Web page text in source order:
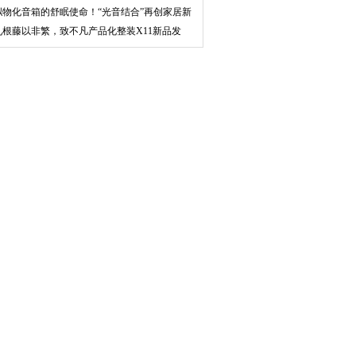
物化音箱的舒眠使命！“光音结合”再创家居新
根藤以非繁，致不凡产品化整装X11新品发
，唤